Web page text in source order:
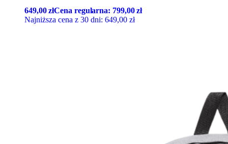
649,00złCena regularna: 799,00zł
Najniższa cena z 30 dni: 649,00 zł